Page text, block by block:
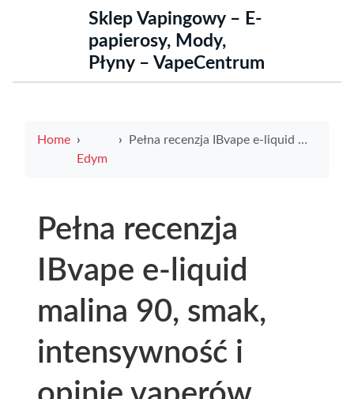
Sklep Vapingowy – E-
papierosy, Mody,
Płyny – VapeCentrum
Home
Edym
Pełna recenzja IBvape e-liquid malina 90, smak, intensywność i opinie vaperów
Pełna recenzja
IBvape e-liquid
malina 90, smak,
intensywność i